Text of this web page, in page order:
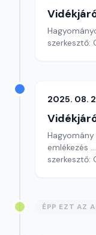
szerkesztő:
2025. 08.
emlékezés ...
szerkesztő:
ÉPP EZT AZ